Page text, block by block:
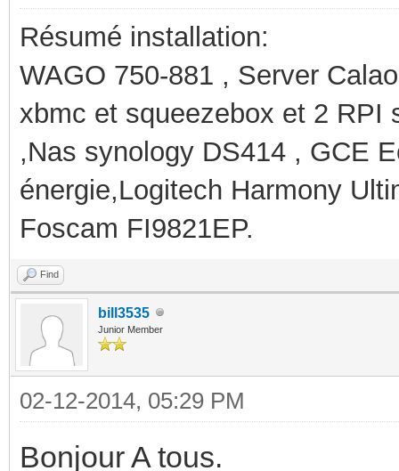
Résumé installation:
WAGO 750-881 , Server
xbmc et squeezebox et 2 RPI
,Nas synology DS414 , GCE
énergie,Logitech Harmony
Foscam FI9821EP.
Find
bill3535
Junior Member
02-12-2014, 05:29 PM
Bonjour A tous.